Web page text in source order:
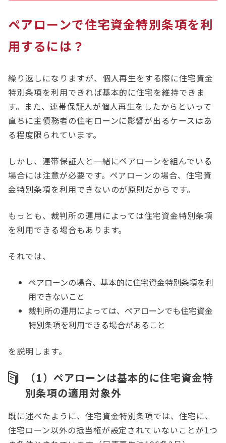
ペアローンで住宅資金特別条項を利
用するには？
繰り返しになりますが、個人再生をする際に住宅資金
特別条項を利用できれば基本的に住宅を維持できま
す。また、連帯保証人が個人再生をしたからといって
直ちに主債務者の住宅ローンに影響が出るケースはあ
る程度限られています。
しかし、連帯保証人と一緒にペアローンを組んでいる
場合には注意が必要です。ペアローンの場合、住宅資
金特別条項を利用できないのが原則だからです。
もっとも、裁判所の運用によっては住宅資金特別条項
を利用できる場合もあります。
それでは、
ペアローンの場合、基本的に住宅資金特別条項を利
用できないこと
裁判所の運用によっては、ペアローンでも住宅資金
特別条項を利用できる場合があること
を説明します。
（1）ペアローンは基本的に住宅資金特
別条項の適用対象外
既に述べたように、住宅資金特別条項では、住宅に、
住宅ローン以外の抵当権が設定されていないことが1つ